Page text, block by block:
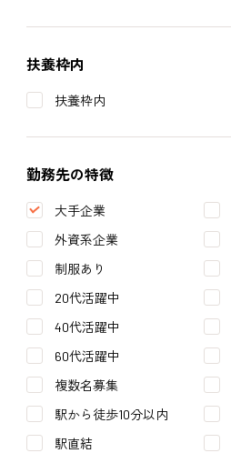
扶養枠内
扶養枠内
勤務先の特徴
大手企業
外資系企業
制服あり
20代活躍中
40代活躍中
60代活躍中
複数名募集
駅から徒歩10分以内
駅直結